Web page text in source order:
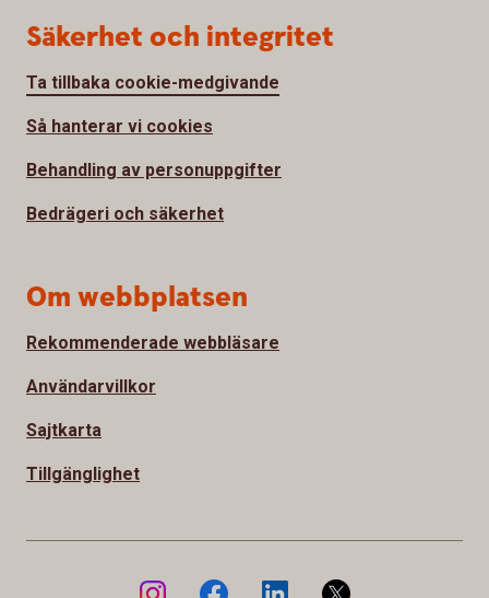
Säkerhet och integritet
Ta tillbaka cookie-medgivande
Så hanterar vi cookies
Behandling av personuppgifter
Bedrägeri och säkerhet
Om webbplatsen
Rekommenderade webbläsare
Användarvillkor
Sajtkarta
Tillgänglighet